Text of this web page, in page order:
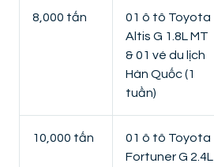
8,000 tấn
01 ô tô Toyota
Altis G 1.8L MT
& 01 vé du lịch
Hàn Quốc (1
tuần)
10,000 tấn
01 ô tô Toyota
Fortuner G 2.4L